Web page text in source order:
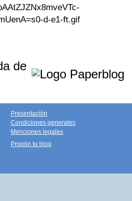
de
Presentación
Condiciones generales
Menciones legales
Propón tu blog